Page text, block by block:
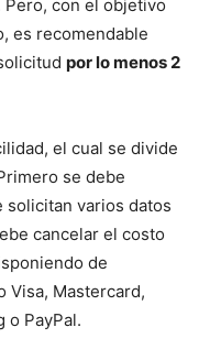
con el objetivo
es recomendable
por lo menos 2
el cual se divide
se debe
varios datos
cancelar el costo
de
Visa, Mastercard,
o PayPal.